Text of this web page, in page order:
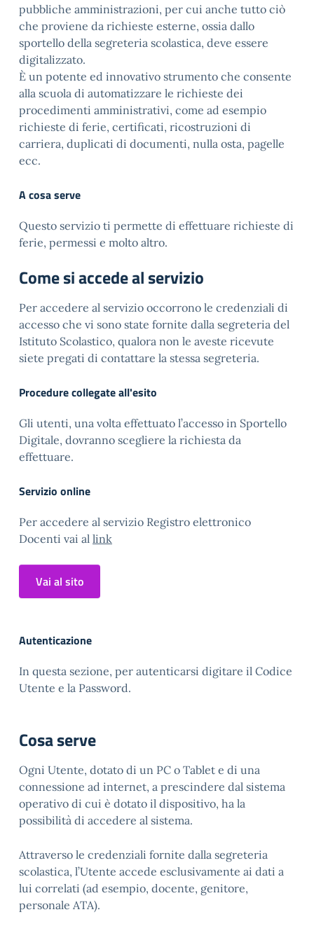
pubbliche amministrazioni, per cui anche tutto ciò
che proviene da richieste esterne, ossia dallo
sportello della segreteria scolastica, deve essere
digitalizzato.
È un potente ed innovativo strumento che consente
alla scuola di automatizzare le richieste dei
procedimenti amministrativi, come ad esempio
richieste di ferie, certificati, ricostruzioni di
carriera, duplicati di documenti, nulla osta, pagelle
ecc.
A cosa serve
Questo servizio ti permette di effettuare richieste di
ferie, permessi e molto altro.
Come si accede al servizio
Per accedere al servizio occorrono le credenziali di
accesso che vi sono state fornite dalla segreteria del
Istituto Scolastico, qualora non le aveste ricevute
siete pregati di contattare la stessa segreteria.
Procedure collegate all'esito
Gli utenti, una volta effettuato l’accesso in Sportello
Digitale, dovranno scegliere la richiesta da
effettuare.
Servizio online
Per accedere al servizio Registro elettronico
Docenti vai al link
Vai al sito
Autenticazione
In questa sezione, per autenticarsi digitare il Codice
Utente e la Password.
Cosa serve
Ogni Utente, dotato di un PC o Tablet e di una
connessione ad internet, a prescindere dal sistema
operativo di cui è dotato il dispositivo, ha la
possibilità di accedere al sistema.
Attraverso le credenziali fornite dalla segreteria
scolastica, l’Utente accede esclusivamente ai dati a
lui correlati (ad esempio, docente, genitore,
personale ATA).